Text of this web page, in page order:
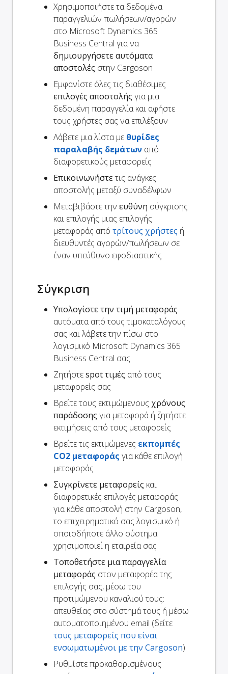
Χρησιμοποιήστε τα δεδομένα
παραγγελιών πωλήσεων/αγορών
στο Microsoft Dynamics 365
Business Central για να
δημιουργήσετε αυτόματα
αποστολές στην Cargoson
Εμφανίστε όλες τις διαθέσιμες
επιλογές αποστολής για μια
δεδομένη παραγγελία και αφήστε
τους χρήστες σας να επιλέξουν
Λάβετε μια λίστα με θυρίδες
παραλαβής δεμάτων από
διαφορετικούς μεταφορείς
Επικοινωνήστετις ανάγκες
αποστολής μεταξύ συναδέλφων
Μεταβιβάστε την ευθύνη σύγκρισης
και επιλογής μιας επιλογής
μεταφοράς από τρίτους χρήστες ή
διευθυντές αγορών/πωλήσεων σε
έναν υπεύθυνο εφοδιαστικής
Σύγκριση
Υπολογίστε την τιμή μεταφοράς
αυτόματα από τους τιμοκαταλόγους
σας και λάβετε την πίσω στο
λογισμικό Microsoft Dynamics 365
Business Central σας
Ζητήστεspot τιμές από τους
μεταφορείς σας
Βρείτε τους εκτιμώμενους χρόνους
παράδοσης για μεταφορά ή ζητήστε
εκτιμήσεις από τους μεταφορείς
Βρείτε τις εκτιμώμενες εκπομπές
CO2 μεταφοράς για κάθε επιλογή
μεταφοράς
Συγκρίνετε μεταφορείς και
διαφορετικές επιλογές μεταφοράς
για κάθε αποστολή στην Cargoson,
το επιχειρηματικό σας λογισμικό ή
οποιοδήποτε άλλο σύστημα
χρησιμοποιεί η εταιρεία σας
Τοποθετήστε μια παραγγελία
μεταφοράς στον μεταφορέα της
επιλογής σας, μέσω του
προτιμώμενου καναλιού τους:
απευθείας στο σύστημά τους ή μέσω
αυτοματοποιημένου email (δείτε
τους μεταφορείς που είναι
ενσωματωμένοι με την Cargoson)
Ρυθμίστε προκαθορισμένους